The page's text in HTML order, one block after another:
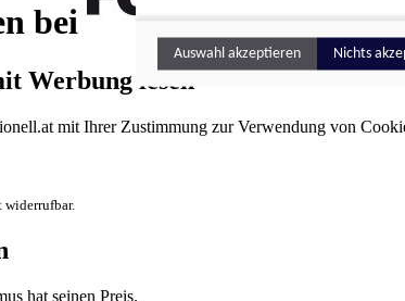
bei
Werbung lesen
mit Ihrer Zustimmung zur Verwendung von
hat seinen Preis.
Auswahl akzeptieren Nichts